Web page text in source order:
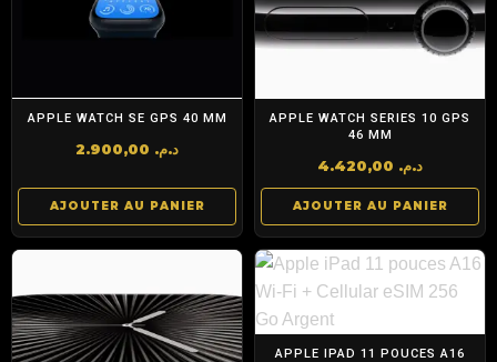
APPLE WATCH SE GPS 40 MM
د.م.
AJOUTER AU PANIER
APPLE WATCH SERIES 10 GPS
46 MM
د.م.
AJOUTER AU PANIER
APPLE IPAD 11 POUCES A16